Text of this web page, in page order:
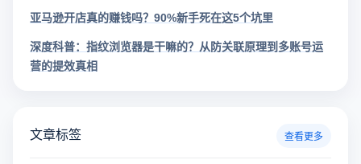
亚马逊开店真的赚钱吗？90%新手死在这5个坑里
深度科普：指纹浏览器是干嘛的？从防关联原理到多账号运
营的提效真相
文章标签 查看更多